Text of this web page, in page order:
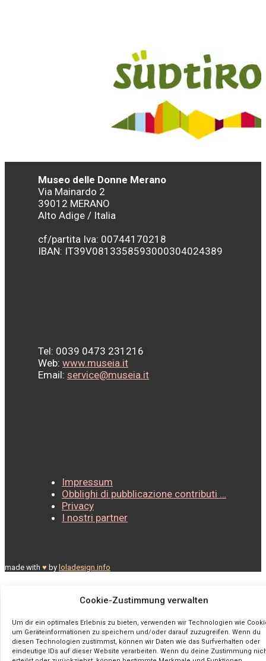
Cookie-Zustimmung verwalten
Um dir ein optimales Erlebnis zu bieten, verwenden wir Technologien wie
um Geräteinformationen zu speichern und/oder darauf zuzugreifen. Wenn du
diesen Technologien zustimmst, können wir Daten wie das Surfverhalten oder
eindeutige IDs auf dieser Website verarbeiten. Wenn du deine Zustimmung
Museo delle Donne Merano
Via Mainardo 2
39012 MERANO
Alto Adige / Italia
cf/partita Iva: 00744170218
IBAN: IT39V0813358593000304024389
Tel: 0039 0473 231216
Web: www.museia.it
Email: service@museia.it
Impressum
Obblighi di pubblicazione contributi …
Privacy
I nostri partner
made with ♥ by loladesign.info